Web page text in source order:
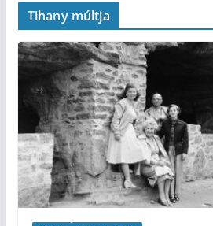
Tihany múltja